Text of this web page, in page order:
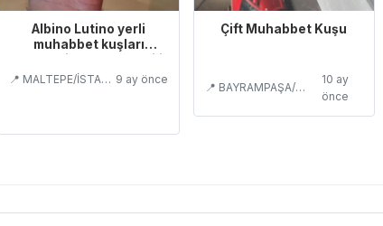
Albino Lutino yerli
muhabbet kuşları
📍 MALTEPE/İSTANBUL 9 ay önce
Çift Muhabbet Kuşu
📍 BAYRAMPAŞA/İSTANBUL
10 ay
önce